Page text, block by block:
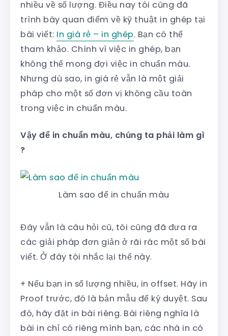
nhiều về số lượng. Điều nay tôi cũng đã
trình bày quan điểm về kỹ thuật in ghép tại
bài viết: In giá rẻ – in ghép. Bạn có thể
tham khảo. Chính vì việc in ghép, bạn
không thể mong đợi việc in chuẩn màu.
Nhưng dù sao, in giá rẻ vẫn là một giải
pháp cho một số đơn vị không cầu toàn
trong việc in chuẩn màu.
Vậy để in chuẩn màu, chúng ta phải làm gì
?
Làm sao để in chuẩn màu
Đây vẫn là câu hỏi cũ, tôi cũng đã đưa ra
các giải pháp đơn giản ở rãi rác một số bài
viết. Ở đây tôi nhắc lại thế này.
+ Nếu bạn in số lượng nhiều, in offset. Hãy in
Proof trước, đó là bản mẫu để ký duyệt. Sau
đó, hãy đặt in bài riêng. Bài riêng nghĩa là
bài in chỉ có riêng mình bạn, các nhà in có